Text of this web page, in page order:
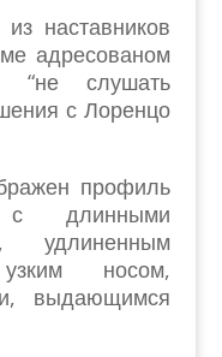
наставников
адресованом
слушать
с Лоренцо
профиль
с длинными
удлиненным
носом,
выдающимся